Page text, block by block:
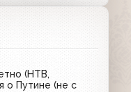
(НТВ,
о Путине (не с